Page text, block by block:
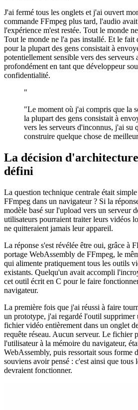
J'ai fermé tous les onglets et j'ai ouvert
commande FFmpeg plus tard, l'audio
l'expérience m'est restée. Tout le monde
Tout le monde ne l'a pas installé. Et le fait
pour la plupart des gens consistait à
potentiellement sensible vers des serveurs
profondément en tant que développeur
confidentialité.
"
"Le moment où j'ai compris que la
la plupart des gens consistait à
vers les serveurs d'inconnus, j'ai su
construire quelque chose de
La décision
défini
La question technique centrale était
FFmpeg dans un navigateur ? Si la
modèle basé sur l'upload vers un serveur
utilisateurs pourraient traiter leurs vidéos
ne quitteraient jamais leur appareil.
La réponse s'est révélée être oui, grâce à
portage WebAssembly de FFmpeg, le
qui alimente pratiquement tous les outils
existants. Quelqu'un avait accompli
cet outil écrit en C pour le faire
navigateur.
La première fois que j'ai réussi à faire
un prototype, j'ai regardé l'outil supprimer
fichier vidéo entièrement dans un onglet
requête réseau. Aucun serveur. Le fichier
l'utilisateur à la mémoire du navigateur,
WebAssembly, puis ressortait sous forme
souviens avoir pensé : c'est ainsi que tous
devraient fonctionner.